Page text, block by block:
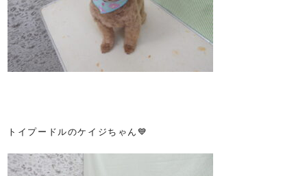
トイプードルのケイジちゃん💙